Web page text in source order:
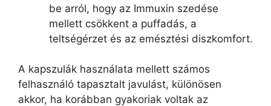
be arról, hogy az Immuxin szedése
mellett csökkent a puffadás, a
teltségérzet és az emésztési diszkomfort.
A kapszulák használata mellett számos
felhasználó tapasztalt javulást, különösen
akkor, ha korábban gyakoriak voltak az